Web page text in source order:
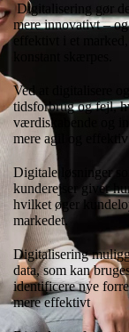
Digitalisering gør
mere innovativt –
effektivt i et
Ved at digitalisere
tidsforbrug og fejl,
værdiskabende og
mere agil og
Digitale løsninger
kunderejser giver
hvilket øger
markedet.
Digitalisering
data, som kan
identificere nye
mere effektivt